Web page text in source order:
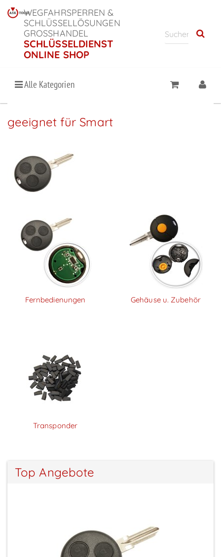
WEGFAHRSPERREN &
SCHLÜSSELLÖSUNGEN
GROSSHANDEL
SCHLÜSSELDIENST
ONLINE SHOP
Alle Kategorien
geeignet für Smart
Fernbedienungen Gehäuse u. Zubehör
Transponder
Top Angebote